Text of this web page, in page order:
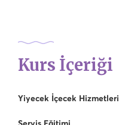
Kurs İçeriği
Yiyecek İçecek Hizmetleri